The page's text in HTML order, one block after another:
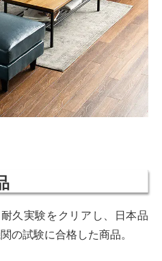
久実験をクリアし、日本品
の試験に合格した商品。